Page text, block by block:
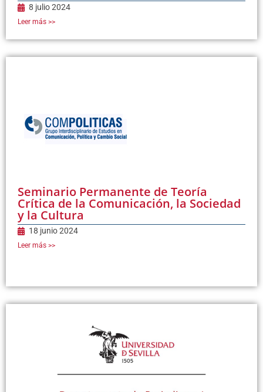
8 julio 2024
Leer más >>
Seminario Permanente de Teoría
Crítica de la Comunicación, la Sociedad
y la Cultura
18 junio 2024
Leer más >>